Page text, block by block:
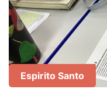
Espirito Santo